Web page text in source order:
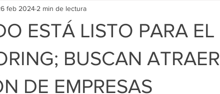
GRILLA SAN NICOLAS
ESTÁ LISTO PARA EL
BUSCAN ATRAER
DE EMPRESAS
feb 2024 2 min de lectura